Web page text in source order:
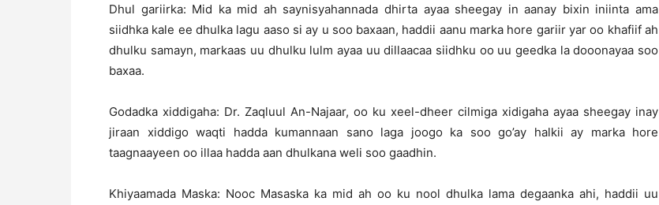
Dhul gariirka: Mid ka mid ah saynisyahannada dhirta ayaa sheegay in aanay bixin iniinta ama
siidhka kale ee dhulka lagu aaso si ay u soo baxaan, haddii aanu marka hore gariir yar oo khafiif ah
dhulku samayn, markaas uu dhulku lulm ayaa uu dillaacaa siidhku oo uu geedka la dooonayaa soo
baxaa.
Godadka xiddigaha: Dr. Zaqluul An-Najaar, oo ku xeel-dheer cilmiga xidigaha ayaa sheegay inay
jiraan xiddigo waqti hadda kumannaan sano laga joogo ka soo go’ay halkii ay marka hore
taagnaayeen oo illaa hadda aan dhulkana weli soo gaadhin.
Khiyaamada Maska: Nooc Masaska ka mid ah oo ku nool dhulka lama degaanka ahi, haddii uu